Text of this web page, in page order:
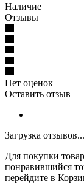
Наличие
Отзывы
Нет оценок
Оставить отзыв
Загрузка отзывов...
Для покупки
понравившийся
перейдите в